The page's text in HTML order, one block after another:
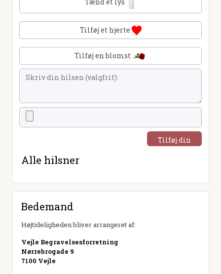
Tilføj et hjerte
Tilføj en blomst
Tilføj din
Alle hilsner
Bedemand
Højtideligheden bliver arrangeret af:
Vejle Begravelsesforretning
Nørrebrogade 9
7100 Vejle